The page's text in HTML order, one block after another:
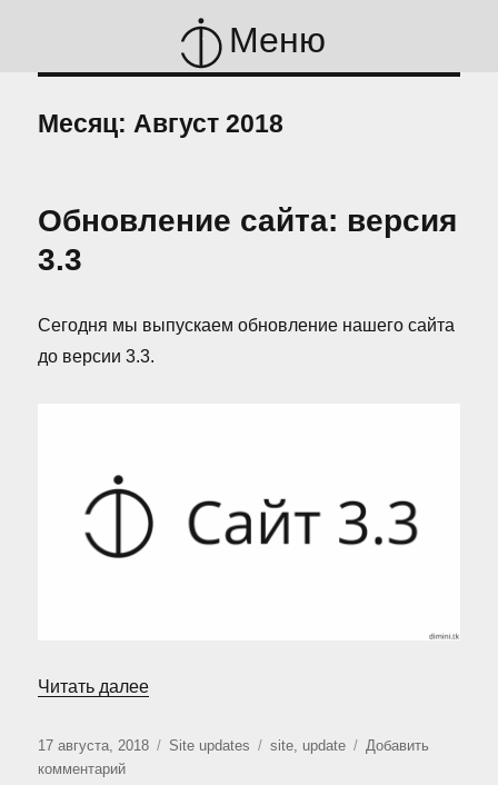
Меню
Месяц: Август 2018
Обновление сайта: версия
3.3
Сегодня мы выпускаем обновление нашего сайта
до версии 3.3.
Читать далее«Обновление сайта: версия 3.3»
Опубликовано
17 августа, 2018 Рубрики
Site updates Метки
site, update
Добавить
комментарийк